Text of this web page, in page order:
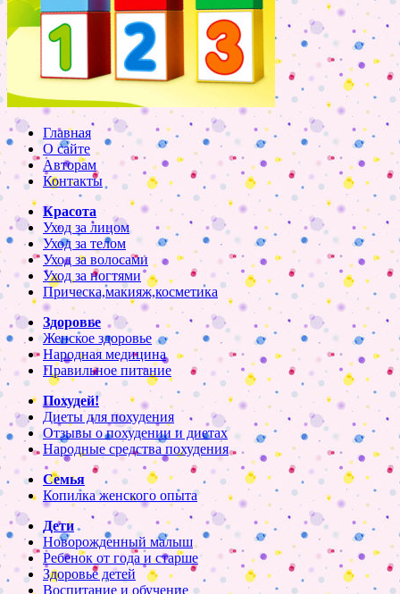
Главная
О сайте
Авторам
Контакты
Красота
Уход за лицом
Уход за телом
Уход за волосами
Уход за ногтями
Прическа,макияж,косметика
Здоровье
Женское здоровье
Народная медицина
Правильное питание
Похудей!
Диеты для похудения
Отзывы о похудении и диетах
Народные средства похудения
Семья
Копилка женского опыта
Дети
Новорожденный малыш
Ребенок от года и старше
Здоровье детей
Воспитание и обучение